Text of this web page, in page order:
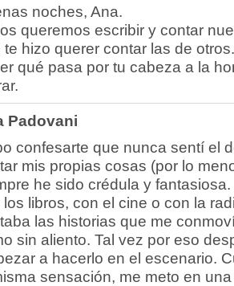
noches, Ana.
queremos escribir y contar
te hizo querer contar las de
qué pasa por tu cabeza a la
Padovani
confesarte que nunca sentí el
mis propias cosas (por lo
he sido crédula y
los libros, con el cine o con la
las historias que me
sin aliento. Tal vez por eso
a hacerlo en el escenario.
sensación, me meto en